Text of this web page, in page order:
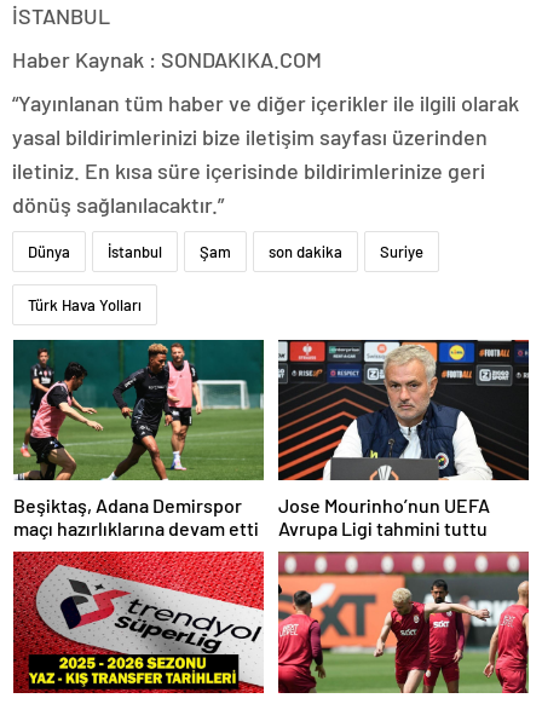
İSTANBUL
Haber Kaynak : SONDAKIKA.COM
“Yayınlanan tüm haber ve diğer içerikler ile ilgili olarak
yasal bildirimlerinizi bize iletişim sayfası üzerinden
iletiniz. En kısa süre içerisinde bildirimlerinize geri
dönüş sağlanılacaktır.”
Dünya İstanbul Şam son dakika Suriye
Türk Hava Yolları
Beşiktaş, Adana Demirspor
maçı hazırlıklarına devam etti
Jose Mourinho’nun UEFA
Avrupa Ligi tahmini tuttu